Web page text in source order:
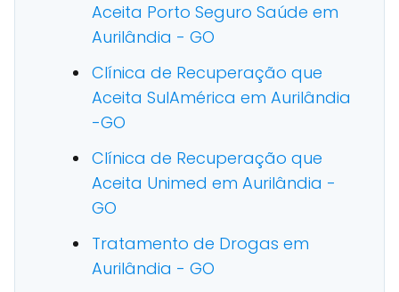
Aceita Porto Seguro Saúde em
Aurilândia - GO
Clínica de Recuperação que
Aceita SulAmérica em Aurilândia
-GO
Clínica de Recuperação que
Aceita Unimed em Aurilândia -
GO
Tratamento de Drogas em
Aurilândia - GO